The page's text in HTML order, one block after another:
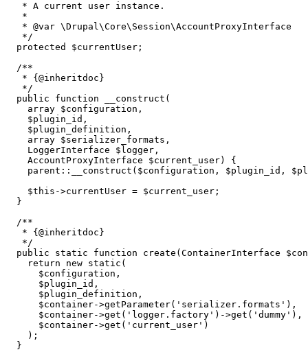
   * A current user instance.
   *
   * @var \Drupal\Core\Session\AccountProxyInterface
   */
  protected $currentUser;
  /**
   * {@inheritdoc}
   */
  public function __construct(
    array $configuration,
    $plugin_id,
    $plugin_definition,
    array $serializer_formats,
    LoggerInterface $logger,
    AccountProxyInterface $current_user) {
parent::__construct($configuration, $plugin_id,
    $this->currentUser = $current_user;
  }
  /**
   * {@inheritdoc}
   */
public static function create(ContainerInterface
    return new static(
      $configuration,
      $plugin_id,
      $plugin_definition,
      $container->getParameter('serializer.formats'),
      $container->get('logger.factory')->get('dummy'),
      $container->get('current_user')
    );
  }